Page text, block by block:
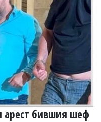
арест бившия шеф